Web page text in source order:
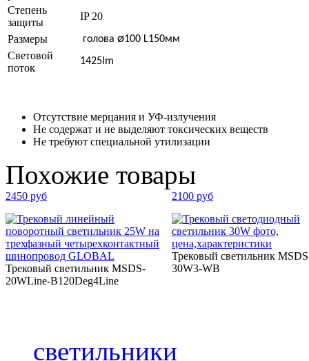
Степень
защиты
IP 20
Размеры
голова ø100 L150мм
Световой
поток
1425lm
Отсутствие мерцания и УФ-излучения
Не содержат и не выделяют токсических веществ
Не требуют специальной утилизации
Похожие товары
2450 руб
Трековый светильник MSDS-
20WLine-B120Deg4Line
2100 руб
Трековый светильник
30W3-WB
светильники